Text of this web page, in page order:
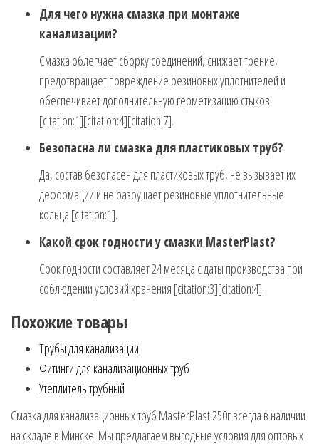
Для чего нужна смазка при монтаже
канализации?
Смазка облегчает сборку соединений, снижает трение,
предотвращает повреждение резиновых уплотнителей и
обеспечивает дополнительную герметизацию стыков
[citation:1][citation:4][citation:7].
Безопасна ли смазка для пластиковых труб?
Да, состав безопасен для пластиковых труб, не вызывает их
деформации и не разрушает резиновые уплотнительные
кольца [citation:1].
Какой срок годности у смазки MasterPlast?
Срок годности составляет 24 месяца с даты производства при
соблюдении условий хранения [citation:3][citation:4].
Похожие товары
Трубы для канализации
Фитинги для канализационных труб
Утеплитель трубный
Смазка для канализационных труб MasterPlast 250г всегда в наличии
на складе в Минске. Мы предлагаем выгодные условия для оптовых